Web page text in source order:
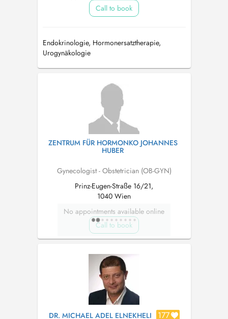
Call to book
Endokrinologie, Hormonersatztherapie,
Urogynäkologie
ZENTRUM FÜR HORMONKO JOHANNES
HUBER
Gynecologist - Obstetrician (OB-GYN)
Prinz-Eugen-Straße 16/21,
1040 Wien
No appointments available online
Call to book
DR. MICHAEL ADEL ELNEKHELI 177